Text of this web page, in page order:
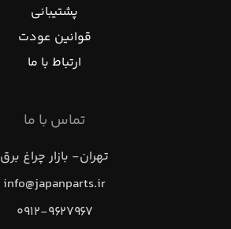
پشتیبانی
قوانین عودت
ارتباط با ما
تماس با ما
تهران- بازار چراغ برق
info@japanparts.ir
۰۹۱۲-۹۶۲۷۹۶۷